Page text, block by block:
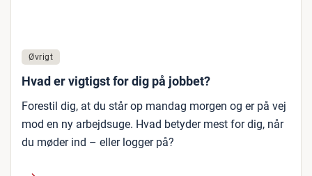
Øvrigt
Hvad er vigtigst for dig på jobbet?
Forestil dig, at du står op mandag morgen og er på vej
mod en ny arbejdsuge. Hvad betyder mest for dig, når
du møder ind – eller logger på?